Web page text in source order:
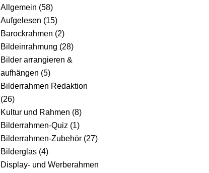
Allgemein (58)
Aufgelesen (15)
Barockrahmen (2)
Bildeinrahmung (28)
Bilder arrangieren &
aufhängen (5)
Bilderrahmen Redaktion
(26)
Kultur und Rahmen (8)
Bilderrahmen-Quiz (1)
Bilderrahmen-Zubehör (27)
Bilderglas (4)
Display- und Werberahmen